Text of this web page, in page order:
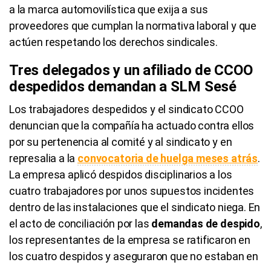
a la marca automovilística que exija a sus
proveedores que cumplan la normativa laboral y que
actúen respetando los derechos sindicales.
Tres delegados y un afiliado de CCOO
despedidos demandan a SLM Sesé
Los trabajadores despedidos y el sindicato CCOO
denuncian que la compañía ha actuado contra ellos
por su pertenencia al comité y al sindicato y en
represalia a la convocatoria de huelga meses atrás.
La empresa aplicó despidos disciplinarios a los
cuatro trabajadores por unos supuestos incidentes
dentro de las instalaciones que el sindicato niega. En
el acto de conciliación por las demandas de despido,
los representantes de la empresa se ratificaron en
los cuatro despidos y aseguraron que no estaban en